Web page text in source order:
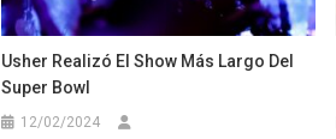
Usher Realizó El Show Más Largo Del
Super Bowl
12/02/2024